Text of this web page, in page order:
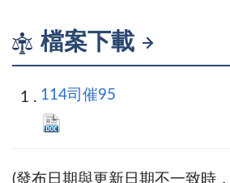
檔案下載
114司催95
(發布日期與更新日期不一致時